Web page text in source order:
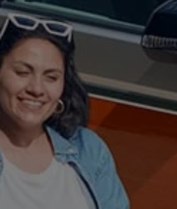
California Club
California Magazin & Ratgeber
Vanlife
Ratgeber
Routen & Reisen
California Reisen & Erlebnisse
California App
California Lifestyle & Zubehör
Übernachten im California
Marke
Unternehmen
Karriere
Karriere im Unternehmen
Karriere im Autohaus
Nachhaltigkeit
Kunden
Gesellschaft
Natur